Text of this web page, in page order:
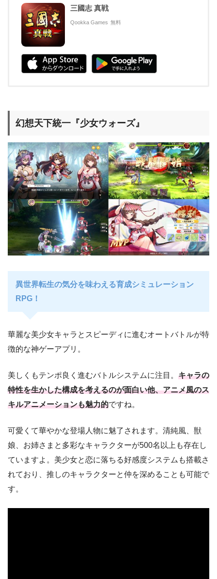
三國志 真戦
Qookka Games 無料
幻想天下統一『少女ウォーズ』
異世界転生の気分を味わえる育成シミュレーション
RPG！
華麗な美少女キャラとスピーディに進むオートバトルが特
徴的な神ゲーアプリ。
美しくもテンポ良く進むバトルシステムに注目。 キャラの
特性を生かした構成を考えるのが面白い他、アニメ風のス
キルアニメーションも魅力的ですね。
可愛くて華やかな登場人物に魅了されます。清純風、獣
娘、お姉さまと多彩なキャラクターが500名以上も存在し
ていますよ。美少女と恋に落ちる好感度システムも搭載さ
れており、推しのキャラクターと仲を深めることも可能で
す。